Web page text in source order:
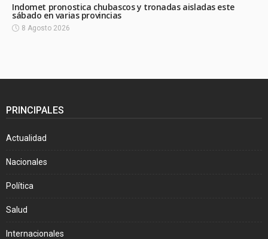
Indomet pronostica chubascos y tronadas aisladas este
sábado en varias provincias
8 Agosto 2026
PRINCIPALES
Actualidad
Nacionales
Política
Salud
Internacionales